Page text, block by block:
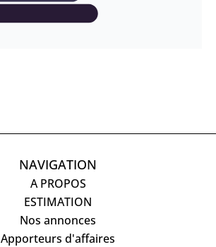
NAVIGATION
A PROPOS
ESTIMATION
Nos annonces
Apporteurs d'affaires